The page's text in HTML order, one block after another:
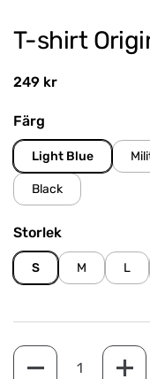
T-shirt
Regular price
249 kr
Färg
Light Blue
Black
Storlek
S M L
Quantity